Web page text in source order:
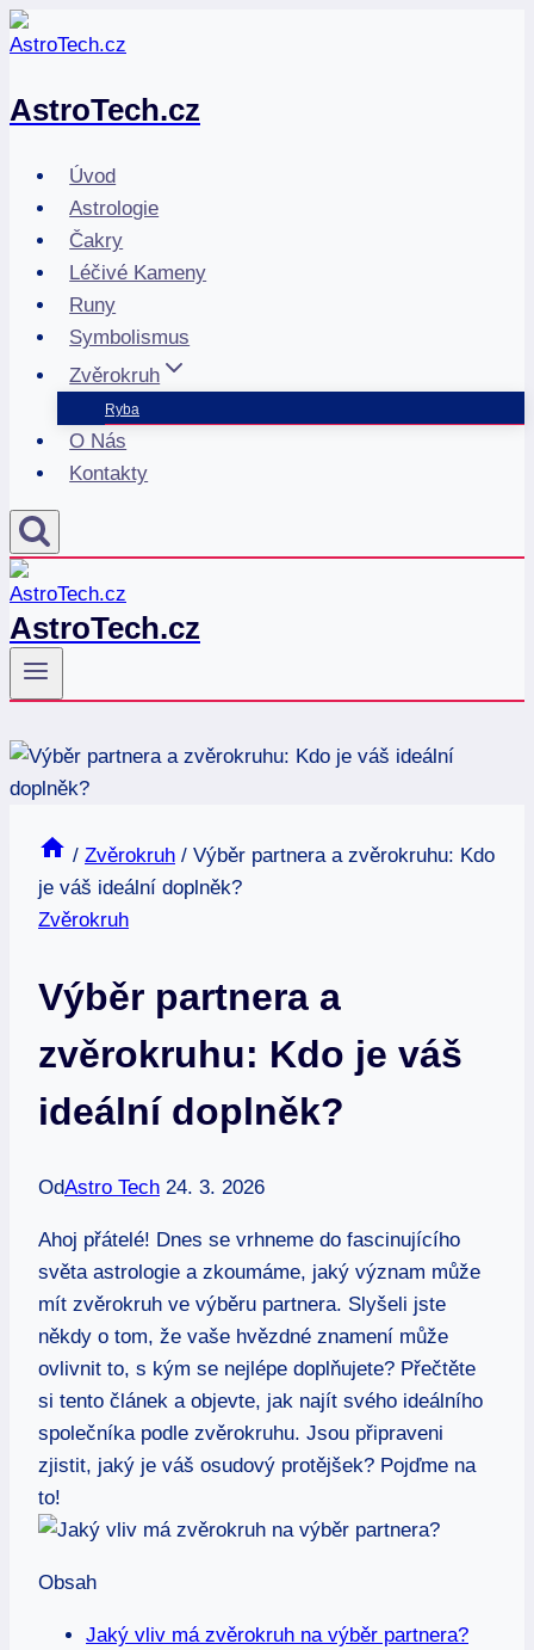
Přeskočit
na
AstroTech.cz
Úvod
Astrologie
Čakry
Léčivé Kameny
Runy
Symbolismus
Zvěrokruh
Ryba
O Nás
Kontakty
AstroTech.cz
/ Zvěrokruh / Výběr partnera a zvěrokruhu: Kdo
je váš ideální doplněk?
Zvěrokruh
Výběr partnera a
zvěrokruhu: Kdo je váš
ideální doplněk?
OdAstro Tech 24. 3. 2026
Ahoj přátelé! Dnes se⁤ vrhneme do ​fascinujícího
světa ​astrologie a zkoumáme, jaký význam ⁣může‍
mít zvěrokruh ve výběru partnera. Slyšeli ​jste
někdy o⁣ tom, že vaše hvězdné znamení může
ovlivnit to, s kým se nejlépe ‍doplňujete? Přečtěte
si tento článek a objevte,⁣ jak najít svého ideálního
společníka podle zvěrokruhu. Jsou připraveni
⁢zjistit, jaký ⁤je váš osudový protějšek? ⁢Pojďme na
to!
Obsah
Jaký vliv má zvěrokruh‌ na výběr partnera?